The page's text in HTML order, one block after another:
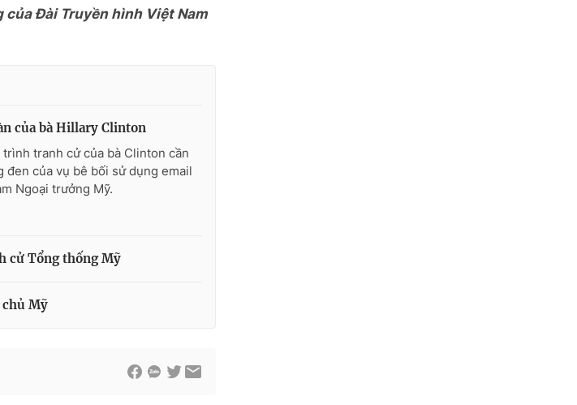
Đài Truyền hình Việt Nam
của bà Hillary Clinton
tranh cử của bà Clinton cần
đen của vụ bê bối sử dụng email
Ngoại trưởng Mỹ.
cử Tổng thống Mỹ
Mỹ